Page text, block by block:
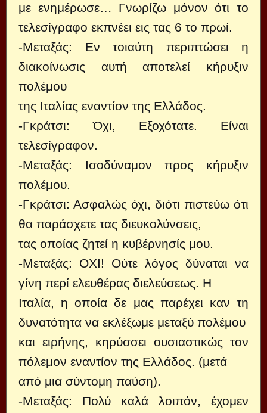
με ενημέρωσε… Γνωρίζω μόνον ότι το
τελεσίγραφο εκπνέει εις τας 6 το πρωί.
-Μεταξάς: Εν τοιαύτη περιπτώσει η
διακοίνωσις αυτή αποτελεί κήρυξιν
πολέμου
της Ιταλίας εναντίον της Ελλάδος.
-Γκράτσι: Όχι, Εξοχότατε. Είναι
τελεσίγραφον.
-Μεταξάς: Ισοδύναμον προς κήρυξιν
πολέμου.
-Γκράτσι: Ασφαλώς όχι, διότι πιστεύω ότι
θα παράσχετε τας διευκολύνσεις,
τας οποίας ζητεί η κυβέρνησίς μου.
-Μεταξάς: ΟΧΙ! Ούτε λόγος δύναται να
γίνη περί ελευθέρας διελεύσεως. Η
Ιταλία, η οποία δε μας παρέχει καν τη
δυνατότητα να εκλέξωμε μεταξύ πολέμου
και ειρήνης, κηρύσσει ουσιαστικώς τον
πόλεμον εναντίον της Ελλάδος. (μετά
από μια σύντομη παύση).
-Μεταξάς: Πολύ καλά λοιπόν, έχομεν